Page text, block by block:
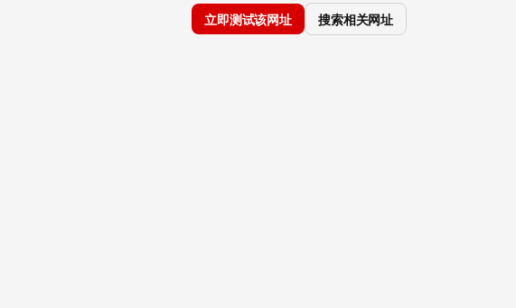
立即测试该网址 搜索相关网址